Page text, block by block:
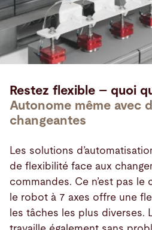
Restez flexible – quoi
Autonome même avec
changeantes
Les solutions
de flexibilité face aux
commandes. Ce n’est pas le
le robot à 7 axes offre une
les tâches les plus diverses.